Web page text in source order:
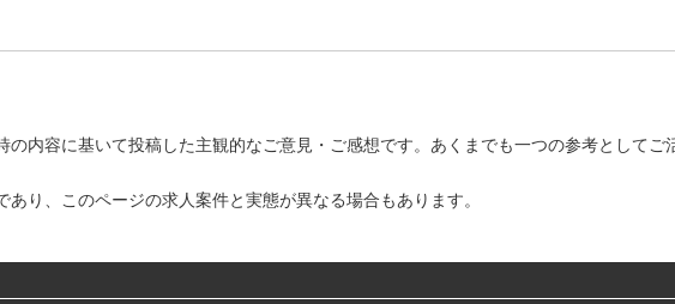
内容に基いて投稿した主観的なご意見・ご感想です。あくまでも一つの参考としてご
り、このページの求人案件と実態が異なる場合もあります。